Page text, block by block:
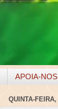
APOIA-NOS
QUINTA-